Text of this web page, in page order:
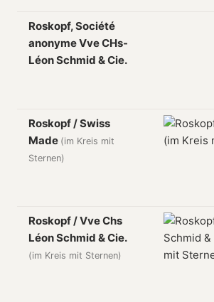
Roskopf, Société
anonyme Vve CHs-
Léon Schmid & Cie.
Roskopf / Swiss
Made (im Kreis mit
Sternen)
Roskopf / Vve Chs
Léon Schmid & Cie.
(im Kreis mit Sternen)